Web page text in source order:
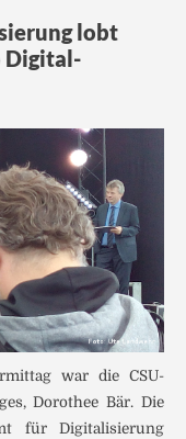
lobt
Digital-
war die CSU-
Dorothee Bär. Die
für Digitalisierung